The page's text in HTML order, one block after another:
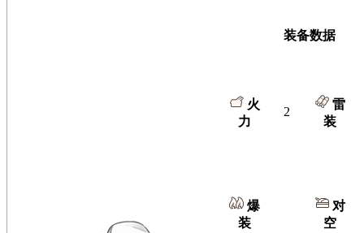
装备数据
火
力
2
雷
装
爆
装
对
空